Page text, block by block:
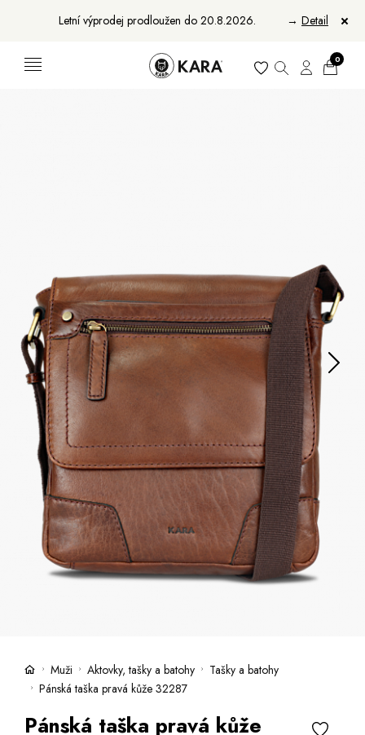
Letní výprodej prodloužen do 20.8.2026. → Detail
Šály a šátky
Manikúry
Manikúry
Šály
Kufry -21 % Prodejny
Dárkové poukazy
Bundy a kabáty -50 %
Česky Slovensky
0
Muži Aktovky, tašky a batohy
Tašky a batohy
Pánská taška pravá kůže 32287
Pánská taška pravá kůže